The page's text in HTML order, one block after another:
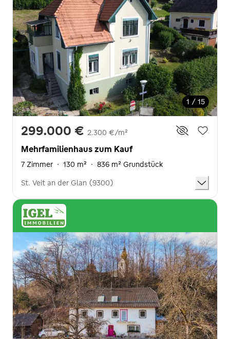
1 / 15
299.000 € 2.300 €/m²
Mehrfamilienhaus zum Kauf
7 Zimmer · 130 m² · 836 m² Grundstück
St. Veit an der Glan (9300)